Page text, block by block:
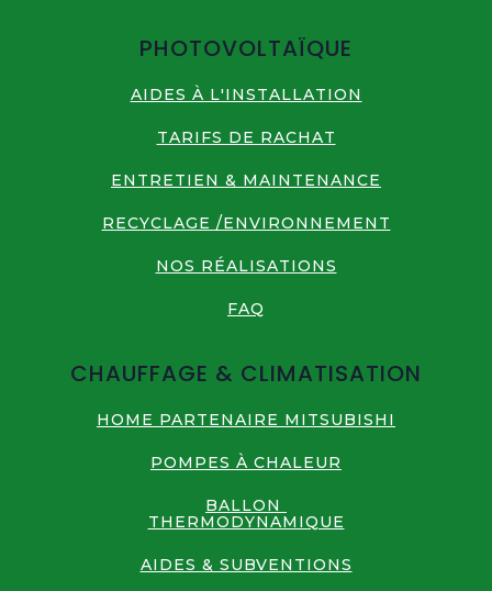
PHOTOVOLTAÏQUE
AIDES À L'INSTALLATION
TARIFS DE RACHAT
ENTRETIEN & MAINTENANCE
RECYCLAGE /ENVIRONNEMENT
NOS RÉALISATIONS
FAQ
CHAUFFAGE & CLIMATISATION
HOME PARTENAIRE MITSUBISHI
POMPES À CHALEUR
BALLON
THERMODYNAMIQUE
AIDES & SUBVENTIONS